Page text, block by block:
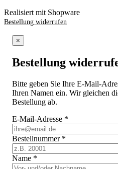
Realisiert mit Shopware
Bestellung widerrufen
×
Bestellung
Bitte geben Sie Ihre E-Mail-
Ihren Namen ein. Wir gleichen
Bestellung ab.
E-Mail-Adresse *
Bestellnummer *
Name *